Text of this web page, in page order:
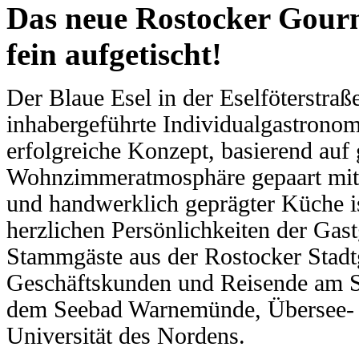
Nachhaltigkeit ist
mir wichtig.
Modernes Kochen mit dem Blick für
Regionalität, Frische und
Wirtschaftlichkeit.
Geheimnisse, die
keine sind.
Ein Potpourri professioneller Rezepte.
Für Liebhaber der einfachen und
Das neue Rostocker
fein aufgetischt!
Der Blaue Esel in der
inhabergeführte
erfolgreiche Konzept, basierend
Wohnzimmeratmosphäre gepaart
und handwerklich geprägter Küche
herzlichen Persönlichkeiten der
Stammgäste aus der Rostocker
Geschäftskunden und Reisende am
dem Seebad Warnemünde,
Universität des Nordens.